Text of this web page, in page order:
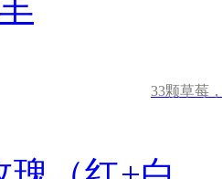
33颗草莓